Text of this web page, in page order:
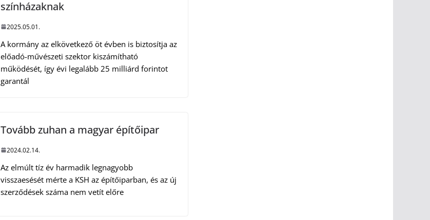
színházaknak
2025.05.01.
A kormány az elkövetkező öt évben is biztosítja az
előadó-művészeti szektor kiszámítható
működését, így évi legalább 25 milliárd forintot
garantál
Tovább zuhan a magyar építőipar
2024.02.14.
Az elmúlt tíz év harmadik legnagyobb
visszaesését mérte a KSH az építőiparban, és az új
szerződések száma nem vetít előre